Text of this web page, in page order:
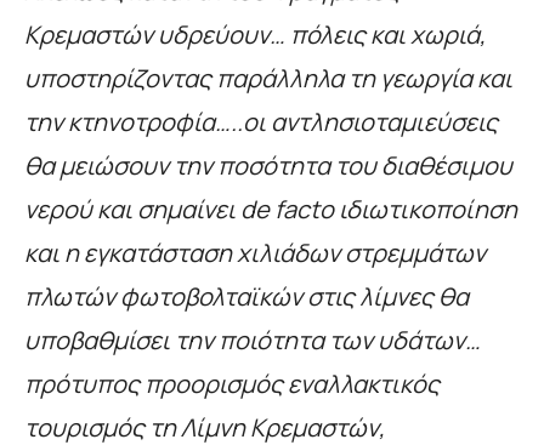
Κρεμαστών υδρεύουν… πόλεις και χωριά,
υποστηρίζοντας παράλληλα τη γεωργία και
την κτηνοτροφία…..οι αντλησιοταμιεύσεις
θα μειώσουν την ποσότητα του διαθέσιμου
νερού και σημαίνει de facto ιδιωτικοποίηση
και η εγκατάσταση χιλιάδων στρεμμάτων
πλωτών φωτοβολταϊκών στις λίμνες θα
υποβαθμίσει την ποιότητα των υδάτων…
πρότυπος προορισμός εναλλακτικός
τουρισμός τη Λίμνη Κρεμαστών,